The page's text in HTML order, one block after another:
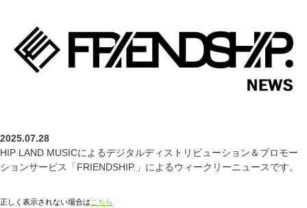
2025.07.28
HIP LAND MUSICによるデジタルディストリビューション＆プロモー
ションサービス「FRIENDSHIP.」によるウィークリーニュースです。
正しく表示されない場合は こちら